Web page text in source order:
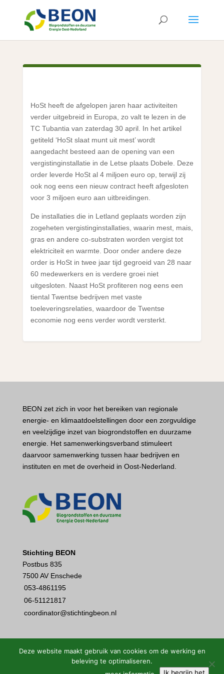
HoSt heeft de afgelopen jaren haar activiteiten
verder uitgebreid in Europa, zo valt te lezen in de
TC Tubantia van zaterdag 30 april. In het artikel
getiteld ‘HoSt slaat munt uit mest’ wordt
aangedacht besteed aan de opening van een
vergistinginstallatie in de Letse plaats Dobele. Deze
order leverde HoSt al 4 miljoen euro op, terwijl zij
ook nog eens een nieuw contract heeft afgesloten
voor 3 miljoen euro aan uitbreidingen.
De installaties die in Letland geplaats worden zijn
zogeheten vergistinginstallaties, waarin mest, mais,
gras en andere co-substraten worden vergist tot
elektriciteit en warmte. Door onder andere deze
order is HoSt in twee jaar tijd gegroeid van 28 naar
60 medewerkers en is verdere groei niet
uitgesloten. Naast HoSt profiteren nog eens een
tiental Twentse bedrijven met vaste
toeleveringsrelaties, waardoor de Twentse
economie nog eens verder wordt versterkt.
BEON zet zich in voor het bereiken van regionale
energie- en klimaatdoelstellingen door een zorgvuldige
en veelzijdige inzet van biogrondstoffen en duurzame
energie. Het samenwerkingsverband stimuleert
daarvoor samenwerking tussen haar bedrijven en
instituten en met de overheid in Oost-Nederland.
Stichting BEON
Postbus 835
7500 AV Enschede
053-4861195
06-51121817
coordinator@stichtingbeon.nl
Deze website maakt gebruik van cookies om de werking en
beleving te optimaliseren.